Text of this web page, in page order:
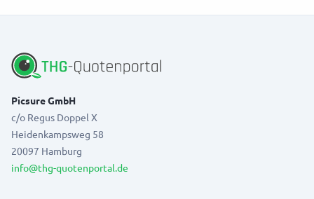
Picsure GmbH
c/o Regus Doppel X
Heidenkampsweg 58
20097 Hamburg
info@thg-quotenportal.de